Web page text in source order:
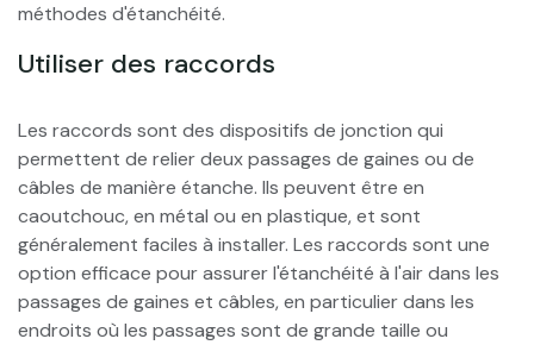
méthodes d'étanchéité.
Utiliser des raccords
Les raccords sont des dispositifs de jonction qui
permettent de relier deux passages de gaines ou de
câbles de manière étanche. Ils peuvent être en
caoutchouc, en métal ou en plastique, et sont
généralement faciles à installer. Les raccords sont une
option efficace pour assurer l'étanchéité à l'air dans les
passages de gaines et câbles, en particulier dans les
endroits où les passages sont de grande taille ou